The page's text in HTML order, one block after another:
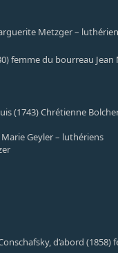
Metzger –
femme du bourreau
(1743) Chrétienne
Marie Geyler – luthériens
d’abord (1858)